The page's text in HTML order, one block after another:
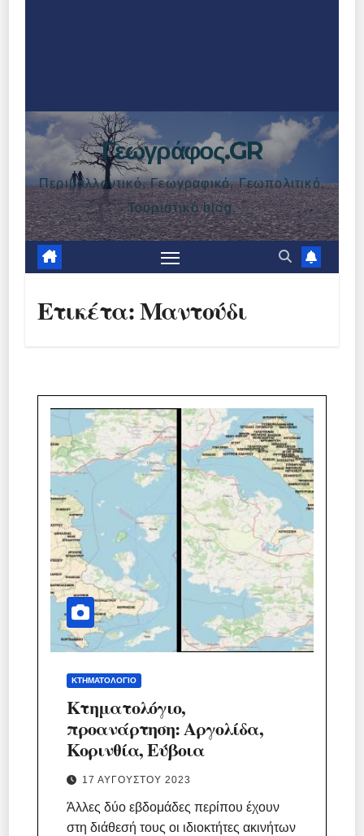
Γεωγράφος.GR
Περιβαλλοντικό, Γεωγραφικό, Γεωπολιτικό,
Τουριστικό blog.
Ετικέτα:Μαντούδι
ΚΤΗΜΑΤΟΛΌΓΙΟ
Κτηματολόγιο,
προανάρτηση: Αργολίδα,
Κορινθία, Εύβοια
17 ΑΥΓΟΎΣΤΟΥ 2023
Άλλες δύο εβδομάδες περίπου έχουν
στη διάθεσή τους οι ιδιοκτήτες ακινήτων